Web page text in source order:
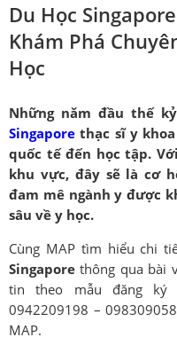
Du Học
Khám Phá
Học
Những năm đầu thế
Singapore thạc sĩ y
quốc tế đến học tập.
khu vực, đây sẽ là cơ
đam mê ngành y được
sâu về y học.
Cùng MAP tìm hiểu chi
Singapore thông qua bài
tin theo mẫu đăng ký
0942209198 –
MAP.